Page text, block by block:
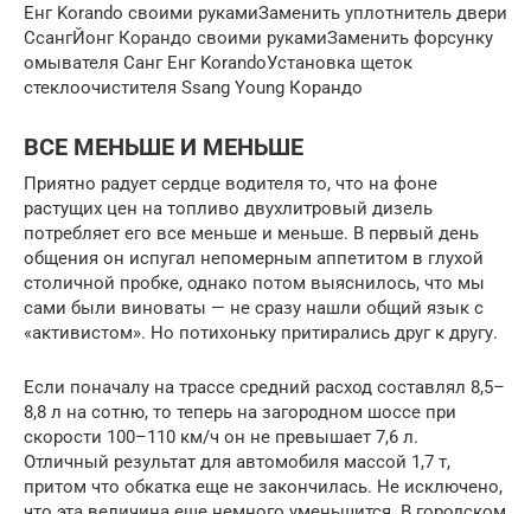
Енг Korando своими рукамиЗаменить уплотнитель двери
СсангЙонг Корандо своими рукамиЗаменить форсунку
омывателя Санг Енг KorandoУстановка щеток
стеклоочистителя Ssang Young Корандо
ВСЕ МЕНЬШЕ И МЕНЬШЕ
Приятно радует сердце водителя то, что на фоне
растущих цен на топливо двухлитровый дизель
потребляет его все меньше и меньше. В первый день
общения он испугал непомерным аппетитом в глухой
столичной пробке, однако потом выяснилось, что мы
сами были виноваты — не сразу нашли общий язык с
«активистом». Но потихоньку притирались друг к другу.
Если поначалу на трассе средний расход составлял 8,5–
8,8 л на сотню, то теперь на загородном шоссе при
скорости 100–110 км/ч он не превышает 7,6 л.
Отличный результат для автомобиля массой 1,7 т,
притом что обкатка еще не закончилась. Не исключено,